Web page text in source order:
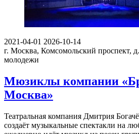
2021-04-01 2026-10-14
г. Москва, Комсомольский проспект,
молодежи
Мюзиклы компании
Москва»
Театральная компания Дмитрия
создаёт музыкальные спектакли на